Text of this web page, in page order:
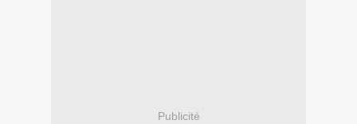
Publicité